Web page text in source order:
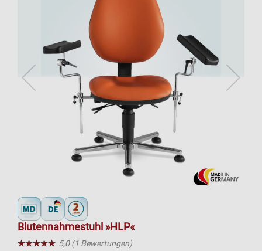
Blutennahmestuhl »HLP«
★★★★★
☆☆☆☆☆ 5,0 (1 Bewertungen)